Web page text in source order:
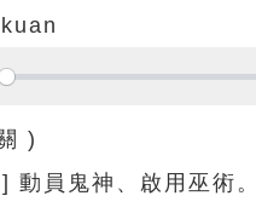
)
] 動員鬼神、啟用巫術。